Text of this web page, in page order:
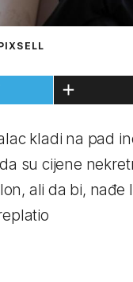
kladi na pad
su cijene
ali da bi, nađe